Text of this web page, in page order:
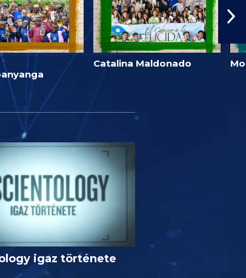
Catalina Maldonado
igaz története